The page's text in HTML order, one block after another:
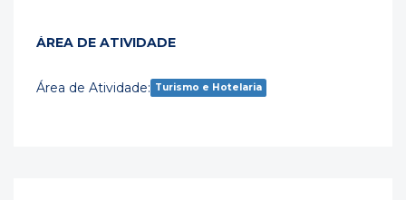
ÁREA DE ATIVIDADE
Área de Atividade: Turismo e Hotelaria